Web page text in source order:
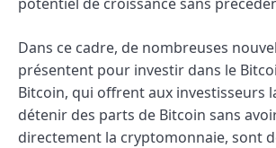
Dans ce cadre, de nombreuses
présentent pour investir dans le
Bitcoin, qui offrent aux investisseurs
détenir des parts de Bitcoin sans
directement la cryptomonnaie, sont